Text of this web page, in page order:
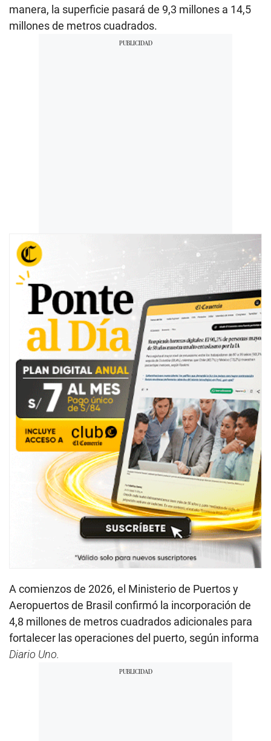
manera, la superficie pasará de 9,3 millones a 14,5
millones de metros cuadrados.
A comienzos de 2026, el Ministerio de Puertos y
Aeropuertos de Brasil confirmó la incorporación de
4,8 millones de metros cuadrados adicionales para
fortalecer las operaciones del puerto, según informa
Diario Uno.